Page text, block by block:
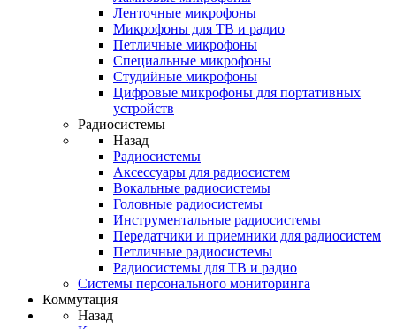
Ленточные микрофоны
Микрофоны для ТВ и радио
Петличные микрофоны
Специальные микрофоны
Студийные микрофоны
Цифровые микрофоны для портативных
устройств
Радиосистемы
Назад
Радиосистемы
Аксессуары для радиосистем
Вокальные радиосистемы
Головные радиосистемы
Инструментальные радиосистемы
Передатчики и приемники для радиосистем
Петличные радиосистемы
Радиосистемы для ТВ и радио
Системы персонального мониторинга
Коммутация
Назад